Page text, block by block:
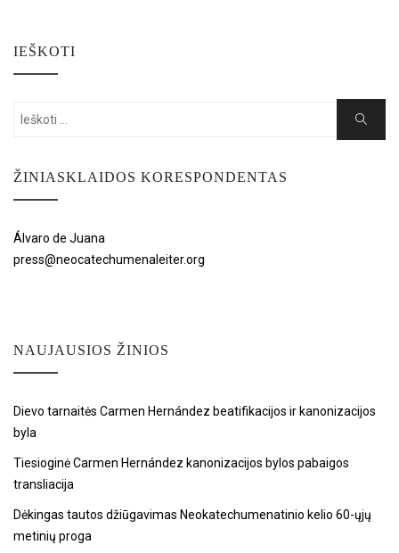
IEŠKOTI
Search
Search
ŽINIASKLAIDOS KORESPONDENTAS
Álvaro de Juana
press@neocatechumenaleiter.org
NAUJAUSIOS ŽINIOS
Dievo tarnaitės Carmen Hernández beatifikacijos ir kanonizacijos
byla
Tiesioginė Carmen Hernández kanonizacijos bylos pabaigos
transliacija
Dėkingas tautos džiūgavimas Neokatechumenatinio kelio 60-ųjų
metinių proga